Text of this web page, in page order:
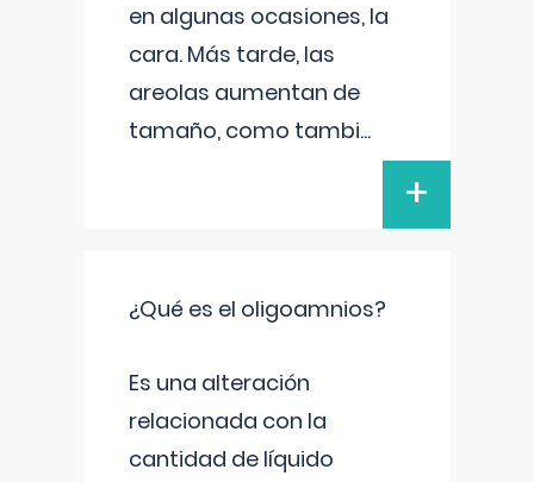
en algunas ocasiones, la
cara. Más tarde, las
areolas aumentan de
tamaño, como tambi...
+
¿Qué es el oligoamnios?
Es una alteración
relacionada con la
cantidad de líquido